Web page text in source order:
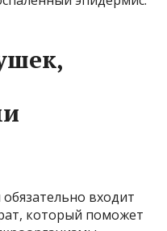
входит
который поможет